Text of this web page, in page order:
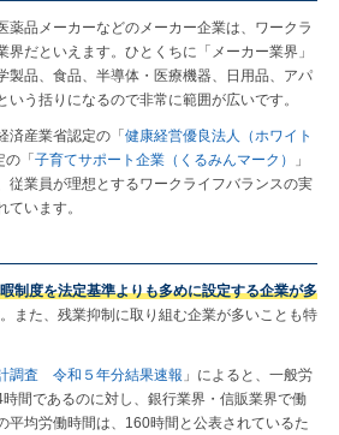
薬品メーカーなどのメーカー企業は、ワークラ
界だといえます。ひとくちに「メーカー業界」
製品、食品、半導体・医療機器、日用品、アパ
いう括りになるので非常に範囲が広いです。
済産業省認定の「 健康経営優良法人（ホワイト
「 子育てサポート企業（くるみんマーク）
」
従業員が理想とするワークライフバランスの実
います。
制度を法定基準よりも多めに設定する企業が多
また、残業抑制に取り組む企業が多いことも特
調査 令和５年分結果速報 」によると、一般労
間であるのに対し、銀行業界・信販業界で働
平均労働時間は、160時間と公表されているた